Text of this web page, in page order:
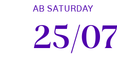
AB SATURDAY
25/07